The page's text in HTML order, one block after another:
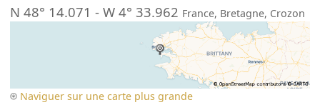
N 48° 14.071 -W 4° 33.962 France, Bretagne, Crozon
Naviguer sur une carte plus grande